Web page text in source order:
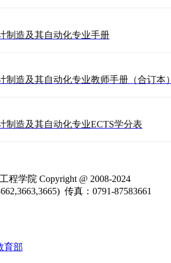
制造及其自动化专业手册
制造及其自动化专业教师手册（合订本）
制造及其自动化专业ECTS学分表
程学院 Copyright @ 2008-2024
传真：0791-87583661
育部